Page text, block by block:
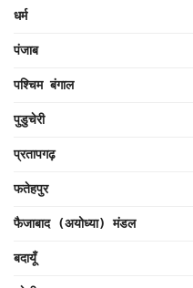
धर्म
पंजाब
पश्चिम बंगाल
पुडुचेरी
प्रतापगढ़
फतेहपुर
फैजाबाद (अयोध्या) मंडल
बदायूँ